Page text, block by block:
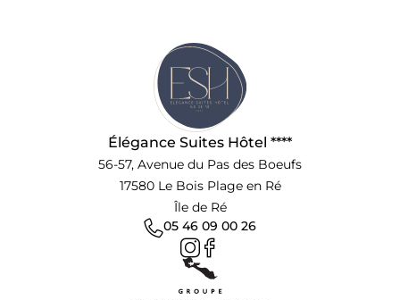
Élégance Suites Hôtel ****
56-57, Avenue du Pas des Boeufs
17580 Le Bois Plage en Ré
Île de Ré
05 46 09 00 26